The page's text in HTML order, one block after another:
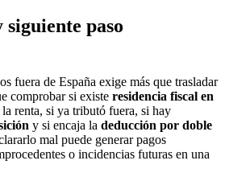
paso
fuera de España exige más que trasladar
comprobar si existe residencia fiscal en
renta, si ya tributó fuera, si hay
y si encaja la deducción por doble
mal puede generar pagos
o incidencias futuras en una